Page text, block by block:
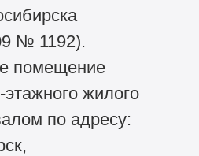
№ 1192).
помещение
жилого
по адресу: